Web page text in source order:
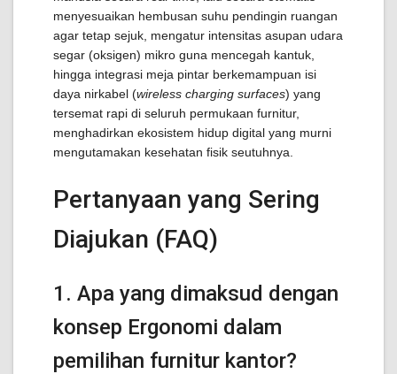
menyesuaikan hembusan suhu pendingin ruangan
agar tetap sejuk, mengatur intensitas asupan udara
segar (oksigen) mikro guna mencegah kantuk,
hingga integrasi meja pintar berkemampuan isi
daya nirkabel (wireless charging surfaces) yang
tersemat rapi di seluruh permukaan furnitur,
menghadirkan ekosistem hidup digital yang murni
mengutamakan kesehatan fisik seutuhnya.
Pertanyaan yang Sering
Diajukan (FAQ)
1. Apa yang dimaksud dengan
konsep Ergonomi dalam
pemilihan furnitur kantor?